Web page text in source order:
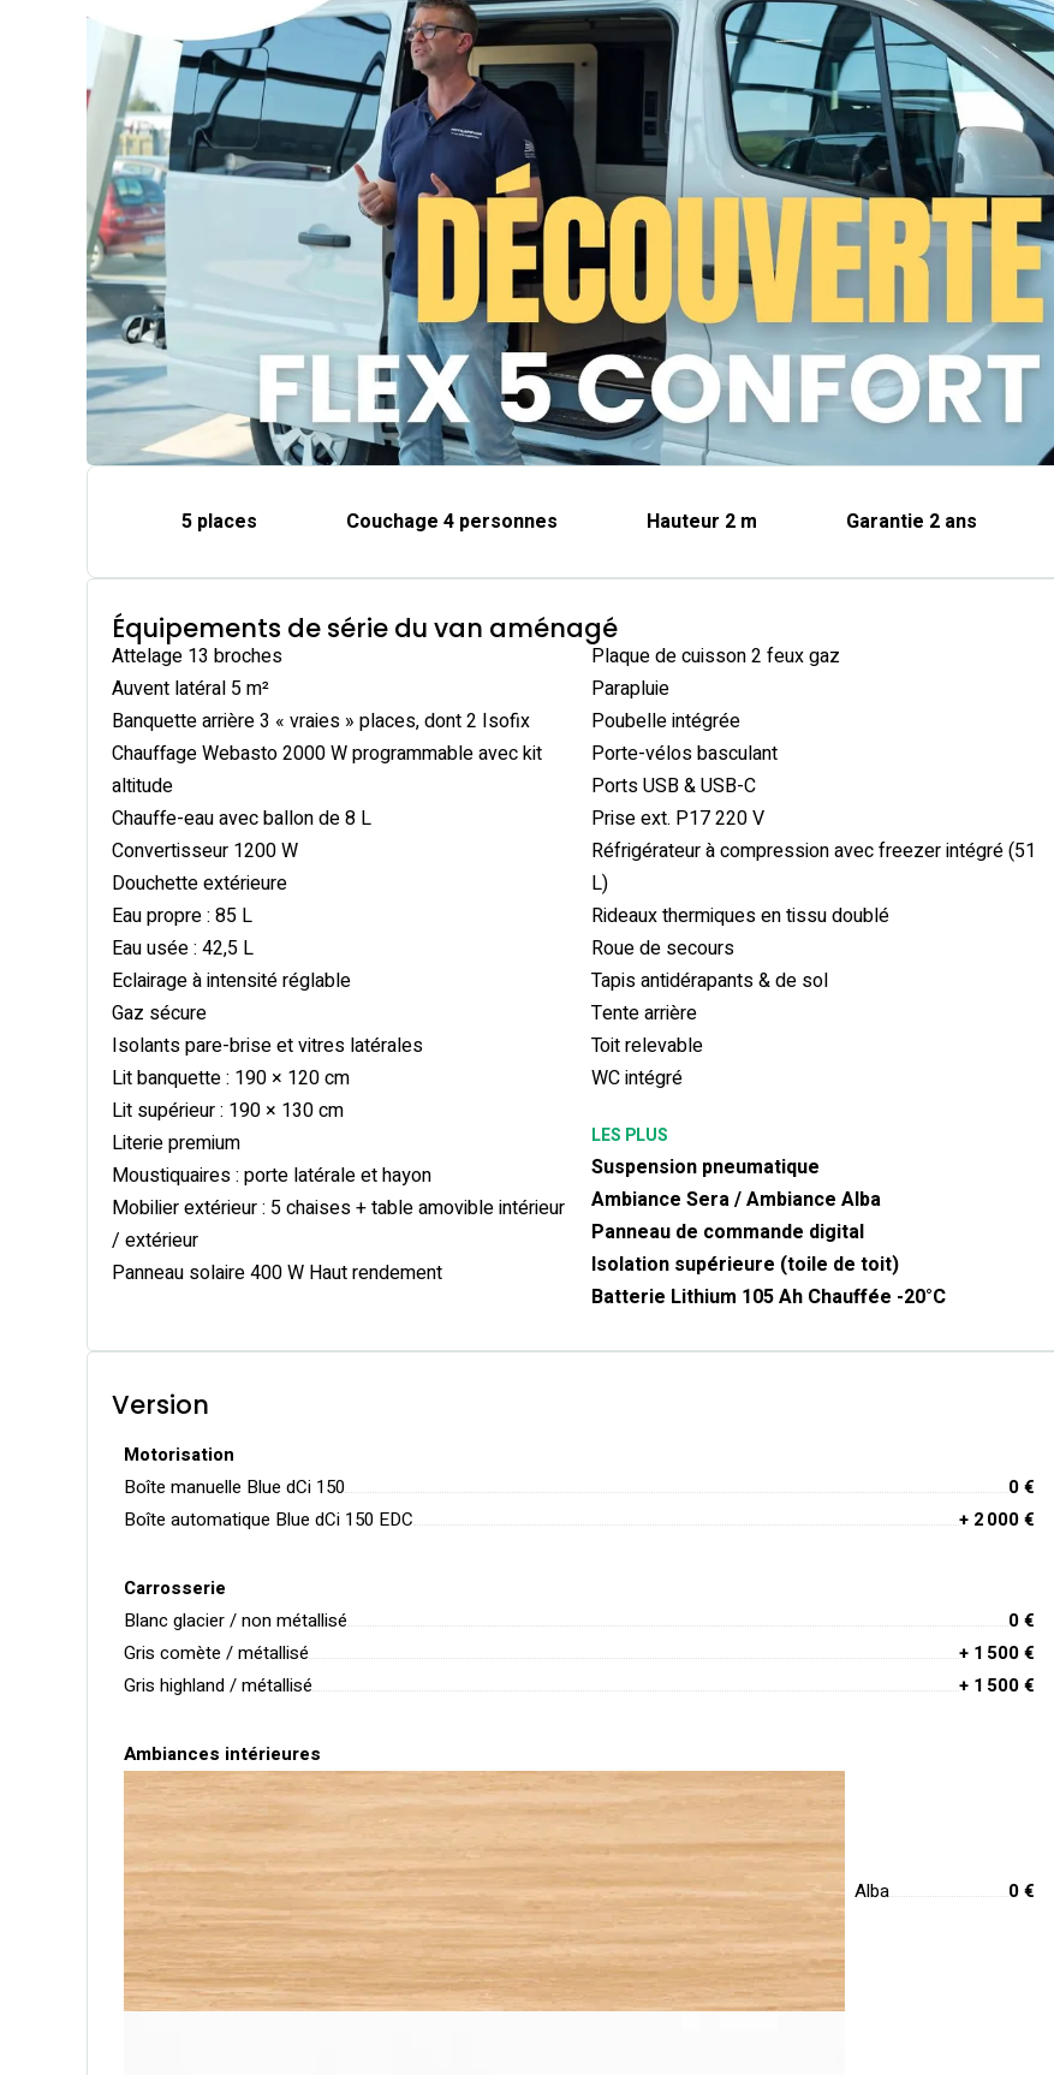
5 places Couchage 4 personnes Hauteur 2 m Garantie 2 ans
Équipements de série du van aménagé
Attelage 13 broches
Auvent latéral 5 m²
Banquette arrière 3 « vraies » places, dont 2 Isofix
Chauffage Webasto 2000 W programmable avec kit
altitude
Chauffe-eau avec ballon de 8 L
Convertisseur 1200 W
Douchette extérieure
Eau propre : 85 L
Eau usée : 42,5 L
Eclairage à intensité réglable
Gaz sécure
Isolants pare-brise et vitres latérales
Lit banquette : 190 × 120 cm
Lit supérieur : 190 × 130 cm
Literie premium
Moustiquaires : porte latérale et hayon
Mobilier extérieur : 5 chaises + table amovible intérieur
/ extérieur
Panneau solaire 400 W Haut rendement
Plaque de cuisson 2 feux gaz
Parapluie
Poubelle intégrée
Porte-vélos basculant
Ports USB & USB-C
Prise ext. P17 220 V
Réfrigérateur à compression avec freezer intégré (51
L)
Rideaux thermiques en tissu doublé
Roue de secours
Tapis antidérapants & de sol
Tente arrière
Toit relevable
WC intégré
LES PLUS
Suspension pneumatique
Ambiance Sera / Ambiance Alba
Panneau de commande digital
Isolation supérieure (toile de toit)
Batterie Lithium 105 Ah Chauffée -20°C
Version
Motorisation
Boîte manuelle Blue dCi 150
0 €
Boîte automatique Blue dCi 150 EDC
+ 2 000 €
Carrosserie
Blanc glacier / non métallisé
0 €
Gris comète / métallisé
+ 1 500 €
Gris highland / métallisé
+ 1 500 €
Ambiances intérieures
Alba 0 €